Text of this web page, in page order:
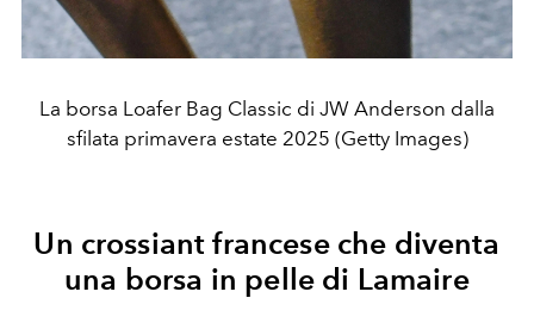
La borsa Loafer Bag Classic di JW Anderson dalla
sfilata primavera estate 2025 (Getty Images)
Un crossiant francese che diventa
una borsa in pelle di Lamaire